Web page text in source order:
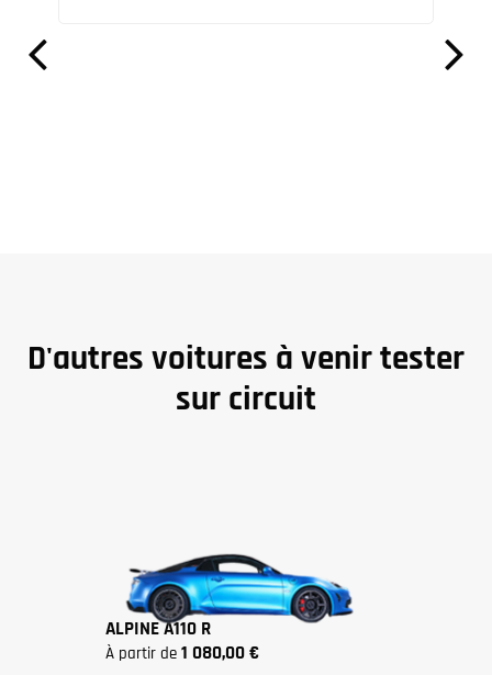
D'autres voitures à venir tester
sur circuit
ALPINE A110 R
à partir de 1 080,00 €